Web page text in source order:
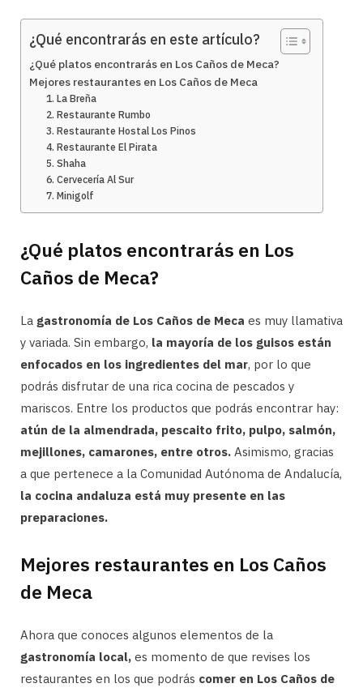
¿Qué encontrarás en este artículo?
¿Qué platos encontrarás en Los Caños de Meca?
Mejores restaurantes en Los Caños de Meca
1. La Breña
2. Restaurante Rumbo
3. Restaurante Hostal Los Pinos
4. Restaurante El Pirata
5. Shaha
6. Cervecería Al Sur
7. Minigolf
¿Qué platos encontrarás en Los
Caños de Meca?
La gastronomía de Los Caños de Meca es muy llamativa
y variada. Sin embargo, la mayoría de los guisos están
enfocados en los ingredientes del mar, por lo que
podrás disfrutar de una rica cocina de pescados y
mariscos. Entre los productos que podrás encontrar hay:
atún de la almendrada, pescaito frito, pulpo, salmón,
mejillones, camarones, entre otros. Asimismo, gracias
a que pertenece a la Comunidad Autónoma de Andalucía,
la cocina andaluza está muy presente en las
preparaciones.
Mejores restaurantes en Los Caños
de Meca
Ahora que conoces algunos elementos de la
gastronomía local, es momento de que revises los
restaurantes en los que podrás comer en Los Caños de